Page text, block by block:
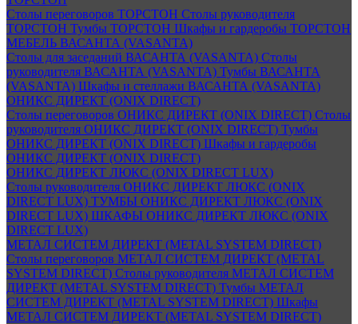
Столы переговоров ТОРСТОН Столы руководителя
ТОРСТОН Тумбы ТОРСТОН Шкафы и гардеробы ТОРСТОН
МЕБЕЛЬ ВАСАНТА (VASANTA)
Столы для заседаний ВАСАНТА (VASANTA) Столы
руководителя ВАСАНТА (VASANTA) Тумбы ВАСАНТА
(VASANTA) Шкафы и стеллажи ВАСАНТА (VASANTA)
ОНИКС ДИРЕКТ (ONIX DIRECT)
Столы переговоров ОНИКС ДИРЕКТ (ONIX DIRECT) Столы
руководителя ОНИКС ДИРЕКТ (ONIX DIRECT) Тумбы
ОНИКС ДИРЕКТ (ONIX DIRECT) Шкафы и гардеробы
ОНИКС ДИРЕКТ (ONIX DIRECT)
ОНИКС ДИРЕКТ ЛЮКС (ONIX DIRECT LUX)
Столы руководителя ОНИКС ДИРЕКТ ЛЮКС (ONIX
DIRECT LUX) ТУМБЫ ОНИКС ДИРЕКТ ЛЮКС (ONIX
DIRECT LUX) ШКАФЫ ОНИКС ДИРЕКТ ЛЮКС (ONIX
DIRECT LUX)
МЕТАЛ СИСТЕМ ДИРЕКТ (METAL SYSTEM DIRECT)
Столы переговоров МЕТАЛ СИСТЕМ ДИРЕКТ (METAL
SYSTEM DIRECT) Столы руководителя МЕТАЛ СИСТЕМ
ДИРЕКТ (METAL SYSTEM DIRECT) Тумбы МЕТАЛ
СИСТЕМ ДИРЕКТ (METAL SYSTEM DIRECT) Шкафы
МЕТАЛ СИСТЕМ ДИРЕКТ (METAL SYSTEM DIRECT)